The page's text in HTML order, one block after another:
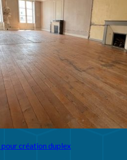
pour création duplex